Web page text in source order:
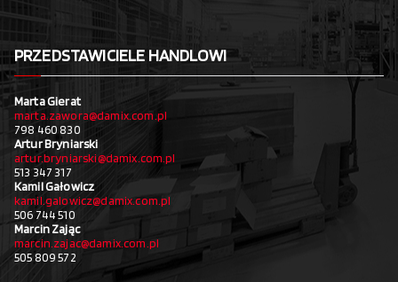
PRZEDSTAWICIELE HANDLOWI
Marta Gierat
marta.zawora@damix.com.pl
798 460 830
Artur Bryniarski
artur.bryniarski@damix.com.pl
513 347 317
Kamil Gałowicz
kamil.galowicz@damix.com.pl
506 744 510
Marcin Zając
marcin.zajac@damix.com.pl
505 809 572